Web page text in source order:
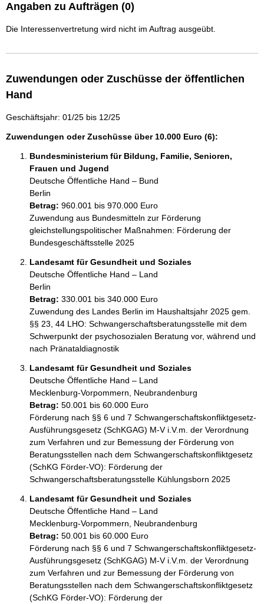
Angaben zu Aufträgen (0)
Die Interessenvertretung wird nicht im Auftrag ausgeübt.
Zuwendungen oder Zuschüsse der öffentlichen
Hand
Geschäftsjahr: 01/25 bis 12/25
Zuwendungen oder Zuschüsse über 10.000 Euro (6):
Bundesministerium für Bildung, Familie, Senioren,
Frauen und Jugend
Deutsche Öffentliche Hand – Bund
Berlin
Betrag: 960.001 bis 970.000 Euro
Zuwendung aus Bundesmitteln zur Förderung
gleichstellungspolitischer Maßnahmen: Förderung der
Bundesgeschäftsstelle 2025
Landesamt für Gesundheit und Soziales
Deutsche Öffentliche Hand – Land
Berlin
Betrag: 330.001 bis 340.000 Euro
Zuwendung des Landes Berlin im Haushaltsjahr 2025 gem.
§§ 23, 44 LHO: Schwangerschaftsberatungsstelle mit dem
Schwerpunkt der psychosozialen Beratung vor, während und
nach Pränataldiagnostik
Landesamt für Gesundheit und Soziales
Deutsche Öffentliche Hand – Land
Mecklenburg-Vorpommern, Neubrandenburg
Betrag: 50.001 bis 60.000 Euro
Förderung nach §§ 6 und 7 Schwangerschaftskonfliktgesetz-
Ausführungsgesetz (SchKGAG) M-V i.V.m. der Verordnung
zum Verfahren und zur Bemessung der Förderung von
Beratungsstellen nach dem Schwangerschaftskonfliktgesetz
(SchKG Förder-VO): Förderung der
Schwangerschaftsberatungsstelle Kühlungsborn 2025
Landesamt für Gesundheit und Soziales
Deutsche Öffentliche Hand – Land
Mecklenburg-Vorpommern, Neubrandenburg
Betrag: 50.001 bis 60.000 Euro
Förderung nach §§ 6 und 7 Schwangerschaftskonfliktgesetz-
Ausführungsgesetz (SchKGAG) M-V i.V.m. der Verordnung
zum Verfahren und zur Bemessung der Förderung von
Beratungsstellen nach dem Schwangerschaftskonfliktgesetz
(SchKG Förder-VO): Förderung der